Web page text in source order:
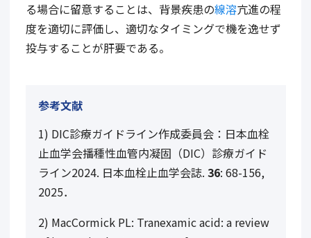
る場合に留意することは、背景疾患の線溶亢進の程
度を適切に評価し、適切なタイミングで機を逸せず
投与することが肝要である。
参考文献
1) DIC診療ガイドライン作成委員会：日本血栓
止血学会播種性血管内凝固（DIC）診療ガイド
ライン2024. 日本血栓止血学会誌. 36: 68-156,
2025．
2) MacCormick PL: Tranexamic acid: a review